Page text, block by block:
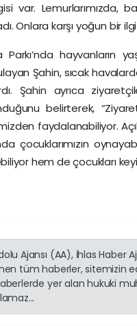
var. Lemurlarımızda,
Onlara karşı yoğun bir
Parkı’nda hayvanların
Şahin, sıcak
Şahin ayrıca
belirterek,
faydalanabiliyor.
çocuklarımızın
hem de çocukları
Ajansı (AA), İhlas Haber
tüm haberler, sitemizin
yer alan hukuki